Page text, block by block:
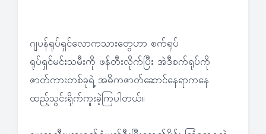
ဂျပန်ရုပ်ရှင်လောကသားတွေဟာ စက်ရုပ်
ရုပ်ရှင်မင်းသမီးကို ဖန်တီးလိုက်ပြီး အဲဒီစက်ရုပ်ကို
ဇာတ်ကားတစ်ခုရဲ့ အဓိကဇာတ်ဆောင်နေရာကနေ
ထည့်သွင်းရိုက်ကူးခဲ့ကြပါတယ်။